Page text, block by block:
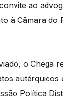
ao
à Câmara do
o Chega
autárquicos
Política